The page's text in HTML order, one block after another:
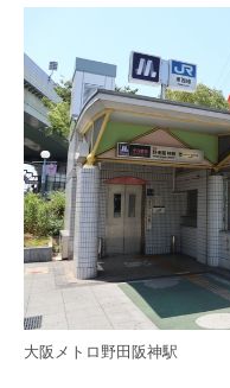
大阪メトロ野田阪神駅